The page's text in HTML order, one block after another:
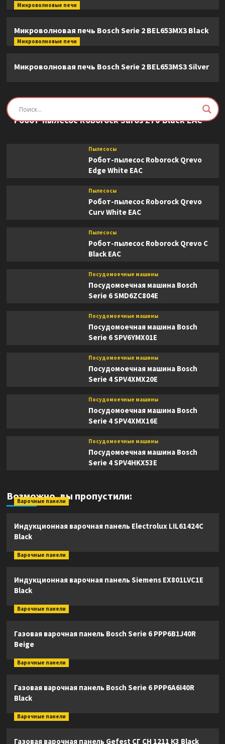
Микроволновые печи
Микроволновая печь Bosch Serie 2 BEL653MX3 Black
Микроволновые печи
Микроволновая печь Bosch Serie 2 BEL653MS3 Silver
Пылесосы
Робот-пылесос Roborock Saros Z70 Black EAC
Пылесосы
Робот-пылесос Roborock Qrevo
Edge White EAC
Пылесосы
Робот-пылесос Roborock Qrevo
Curv White EAC
Пылесосы
Робот-пылесос Roborock Qrevo C
Black EAC
Посудомоечные машины
Посудомоечная машина Bosch
Serie 6 SMD6ZC804E
Посудомоечные машины
Посудомоечная машина Bosch
Serie 6 SPV6YMX01E
Посудомоечные машины
Посудомоечная машина Bosch
Serie 4 SPV4XMX20E
Посудомоечные машины
Посудомоечная машина Bosch
Serie 4 SPV4XMX16E
Посудомоечные машины
Посудомоечная машина Bosch
Serie 4 SPV4HKX53E
Возможно, вы пропустили:
Варочные панели
Индукционная варочная панель Electrolux LIL61424C
Black
Варочные панели
Индукционная варочная панель Siemens EX801LVC1E
Black
Варочные панели
Газовая варочная панель Bosch Serie 6 PPP6B1J40R
Beige
Варочные панели
Газовая варочная панель Bosch Serie 6 PPP6A6I40R
Black
Варочные панели
Газовая варочная панель Gefest СГ СН 1211 К3 Black